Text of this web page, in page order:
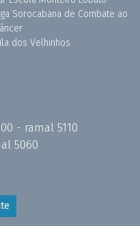
Sorocabana de Combate ao
dos Velhinhos
- ramal 5110
5060